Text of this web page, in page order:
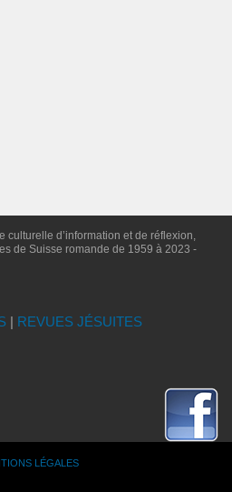
culturelle d’information et de réflexion,
de Suisse romande de 1959 à 2023 -
| REVUES JÉSUITES
LÉGALES